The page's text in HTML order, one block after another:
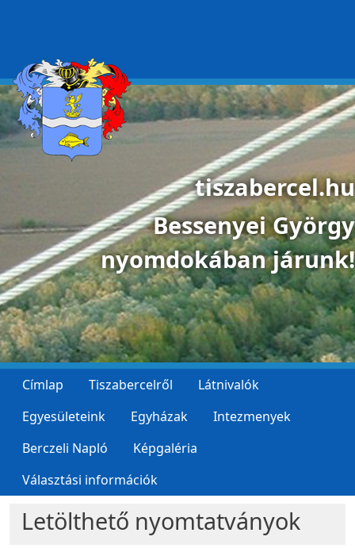
tiszabercel.hu
Bessenyei György
nyomdokában járunk!
Címlap Tiszabercelről
Látnivalók
Egyesületeink
Egyházak
Intezmenyek
Berczeli Napló
Képgaléria
Választási információk
Letölthető nyomtatványok